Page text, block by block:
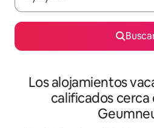
Los alojamientos
calificados cerca